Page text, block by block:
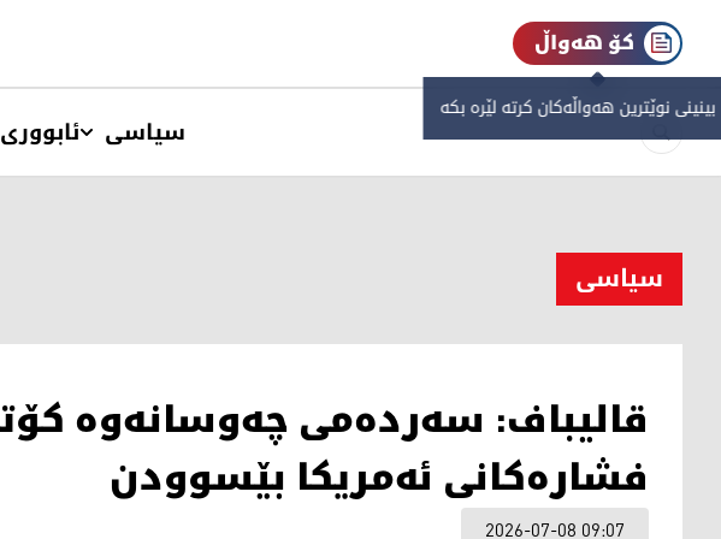
کۆ هەواڵ
نوێترین هەواڵەکان کرتە لێرە بکە
سیاسی ئابووری
سیاسی
قالیباف: سەردەمی چەوسانەوە
فشارەکانی ئەمریکا بێسوودن
2026-07-08 09:07